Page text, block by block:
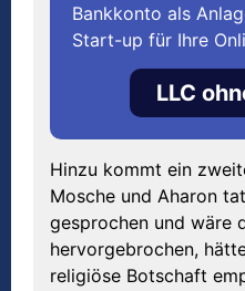
Bankkonto als
Start-up für Ihre
LLC
Hinzu kommt ein
Mosche und Aharon
gesprochen und wäre
hervorgebrochen,
religiöse Botschaft